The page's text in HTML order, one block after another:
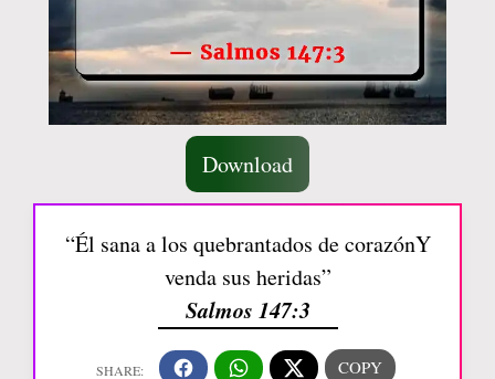
Download
“Él sana a los quebrantados de corazónY
venda sus heridas”
Salmos 147:3